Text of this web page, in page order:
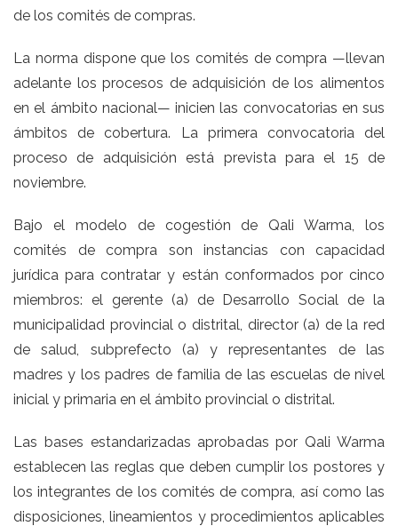
de los comités de compras.
La norma dispone que los comités de compra —llevan
adelante los procesos de adquisición de los alimentos
en el ámbito nacional— inicien las convocatorias en sus
ámbitos de cobertura. La primera convocatoria del
proceso de adquisición está prevista para el 15 de
noviembre.
Bajo el modelo de cogestión de Qali Warma, los
comités de compra son instancias con capacidad
jurídica para contratar y están conformados por cinco
miembros: el gerente (a) de Desarrollo Social de la
municipalidad provincial o distrital, director (a) de la red
de salud, subprefecto (a) y representantes de las
madres y los padres de familia de las escuelas de nivel
inicial y primaria en el ámbito provincial o distrital.
Las bases estandarizadas aprobadas por Qali Warma
establecen las reglas que deben cumplir los postores y
los integrantes de los comités de compra, así como las
disposiciones, lineamientos y procedimientos aplicables